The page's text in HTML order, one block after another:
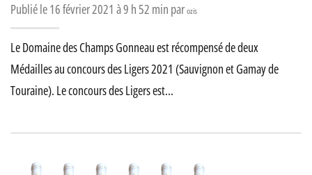
Publié le 16 février 2021 à 9 h 52 min parozis
Le Domaine des Champs Gonneau est récompensé de deux
Médailles au concours des Ligers 2021 (Sauvignon et Gamay de
Touraine). Le concours des Ligers est…